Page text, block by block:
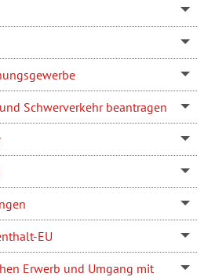
Schwerverkehr beantragen
EU
Erwerb und Umgang mit